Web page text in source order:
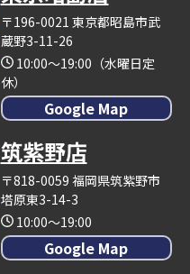
〒196-0021 東京都昭島市武
蔵野3-11-26
10:00～19:00（水曜日定
休）
Google Map
筑紫野店
〒818-0059 福岡県筑紫野市
塔原東3-14-3
10:00～19:00
Google Map